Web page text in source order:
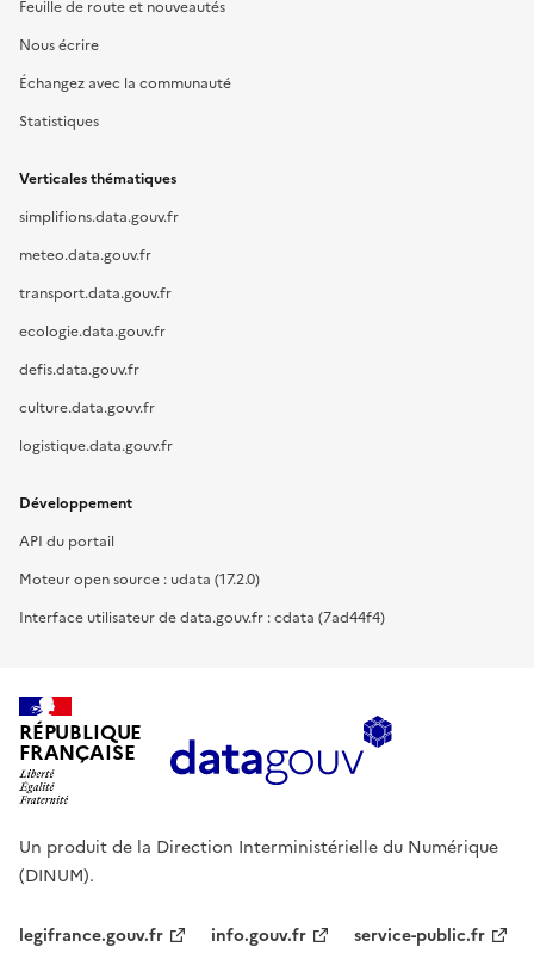
Feuille de route et nouveautés
Nous écrire
Échangez avec la communauté
Statistiques
Verticales thématiques
simplifions.data.gouv.fr
meteo.data.gouv.fr
transport.data.gouv.fr
ecologie.data.gouv.fr
defis.data.gouv.fr
culture.data.gouv.fr
logistique.data.gouv.fr
Développement
API du portail
Moteur open source : udata (17.2.0)
Interface utilisateur de data.gouv.fr : cdata (7ad44f4)
RÉPUBLIQUE
FRANÇAISE
Un produit de la Direction Interministérielle du Numérique
(DINUM).
legifrance.gouv.fr info.gouv.fr service-public.fr